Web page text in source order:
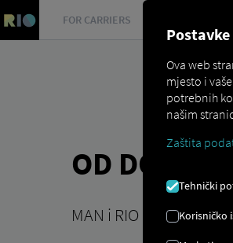
FOR CARRIERS
OD
MAN i RIO optimizirati
Ova web
mjesto i
potrebnih
našim
Zaštita
Tehnički
Korisničko